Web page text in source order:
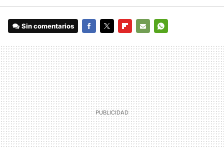
Sin comentarios
MAIL